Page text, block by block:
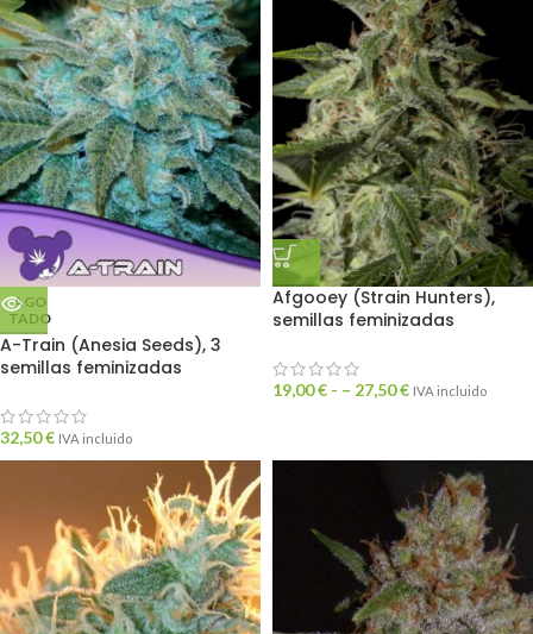
AGO
TADO
A-Train (Anesia Seeds), 3
semillas feminizadas
32,50€ IVA incluido
Afgooey (Strain Hunters),
semillas feminizadas
19,00€ - – 27,50€ IVA incluido